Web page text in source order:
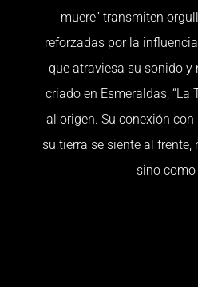
muere” transmiten
reforzadas por la
que atraviesa su sonido y
criado en Esmeraldas, “La
al origen. Su conexión
su tierra se siente al
sino como